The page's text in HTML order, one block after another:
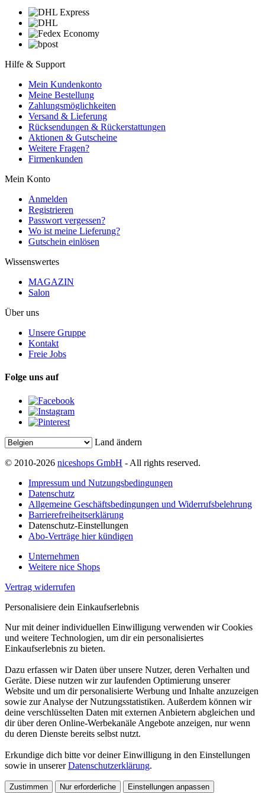
Hilfe & Support
Mein Kundenkonto
Meine Bestellung
Zahlungsmöglichkeiten
Versand & Lieferung
Rücksendungen & Rückerstattungen
Aktionen & Gutscheine
Weitere Fragen?
Firmenkunden
Mein Konto
Anmelden
Registrieren
Passwort vergessen?
Wo ist meine Lieferung?
Gutschein einlösen
Wissenswertes
MAGAZIN
Salon
Über uns
Unsere Gruppe
Kontakt
Freie Jobs
Folge uns auf
Land ändern
© 2010-2026 niceshops GmbH - All rights reserved.
Impressum und Nutzungsbedingungen
Datenschutz
Allgemeine Geschäftsbedingungen und Widerrufsbelehrung
Barrierefreiheitserklärung
Datenschutz-Einstellungen
Abo-Verträge hier kündigen
Unternehmen
Weitere nice Shops
Vertrag widerrufen
Personalisiere dein Einkaufserlebnis
Nur mit deiner individuellen Einwilligung verwenden wir Cookies
und weitere Technologien, um dir ein personalisiertes
Einkaufserlebnis zu bieten.
Dazu erfassen wir Daten über unsere Nutzer, deren Verhalten und
Geräte. Diese nutzen wir zur laufenden Optimierung unserer
Website und um dir personalisierte Werbung und Inhalte anzuzeigen
sowie zur Analyse der Nutzungsstatistiken. Außerdem können wir
deine verschlüsselten Daten mit externen Anbietern abgleichen und
dir über deren Online-Werbekanäle Angebote anzeigen, nur wenn
du deren Dienste bereits selbst nutzt.
Erkundige dich bitte vor deiner Einwilligung in den Einstellungen
sowie in unsererDatenschutzerklärung.
Zustimmen Nur erforderliche Einstellungen anpassen